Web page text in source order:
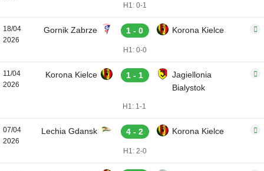
H1: 0-1
18/04
2026
Gornik Zabrze 1 - 0 Korona Kielce
H1: 0-0
11/04
2026
Korona Kielce 1 - 1
Jagiellonia
Bialystok
H1: 1-1
07/04
2026
Lechia Gdansk 4 - 2 Korona Kielce
H1: 2-0